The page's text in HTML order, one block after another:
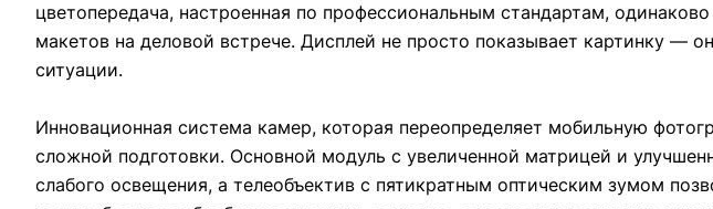
цветопередача, настроенная по профессиональным стандартам,
макетов на деловой встрече. Дисплей не просто показывает картинку —
ситуации.
Инновационная система камер, которая переопределяет мобильную
сложной подготовки. Основной модуль с увеличенной матрицей и
слабого освещения, а телеобъектив с пятикратным оптическим зумом